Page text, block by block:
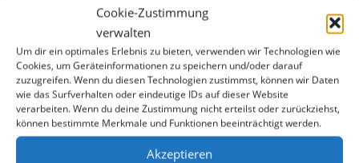
Cookie-Zustimmung
verwalten
Um dir ein optimales Erlebnis zu bieten, verwenden wir Technologien wie
Cookies, um Geräteinformationen zu speichern und/oder darauf
zuzugreifen. Wenn du diesen Technologien zustimmst, können wir Daten
wie das Surfverhalten oder eindeutige IDs auf dieser Website
verarbeiten. Wenn du deine Zustimmung nicht erteilst oder zurückziehst,
können bestimmte Merkmale und Funktionen beeinträchtigt werden.
Akzeptieren
WHATSAPP & E-MAIL
Ruf Sie uns an